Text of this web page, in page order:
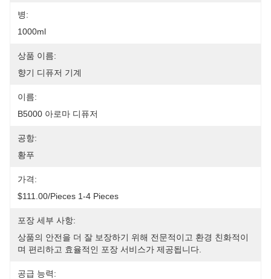
병:
1000ml
상품 이름:
향기 디퓨저 기계
이름:
B5000 아로마 디퓨저
공항:
황푸
가격:
$111.00/pieces 1-4 Pieces
포장 세부 사항:
상품의 안전을 더 잘 보장하기 위해 전문적이고 환경 친화적이
며 편리하고 효율적인 포장 서비스가 제공됩니다.
공급 능력: